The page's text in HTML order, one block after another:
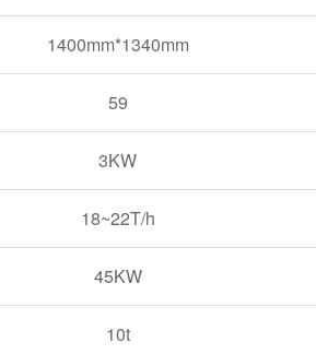
1400mm*1340mm
59
3KW
18~22T/h
45KW
10t